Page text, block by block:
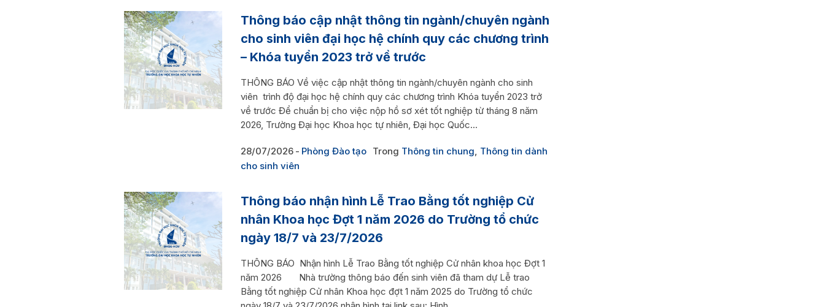
Thông báo cập nhật thông tin ngành/chuyên ngành
cho sinh viên đại học hệ chính quy các chương trình
– Khóa tuyển 2023 trở về trước
THÔNG BÁO Về việc cập nhật thông tin ngành/chuyên ngành cho sinh
viên trình độ đại học hệ chính quy các chương trình Khóa tuyển 2023 trở
về trước Để chuẩn bị cho việc nộp hồ sơ xét tốt nghiệp từ tháng 8 năm
2026, Trường Đại học Khoa học tự nhiên, Đại học Quốc...
28/07/2026 Phòng Đào tạo Trong Thông tin chung, Thông tin dành
cho sinh viên
Thông báo nhận hình Lễ Trao Bằng tốt nghiệp Cử
nhân Khoa học Đợt 1 năm 2026 do Trường tổ chức
ngày 18/7 và 23/7/2026
THÔNG BÁO Nhận hình Lễ Trao Bằng tốt nghiệp Cử nhân khoa học Đợt 1
năm 2026 Nhà trường thông báo đến sinh viên đã tham dự Lễ trao
Bằng tốt nghiệp Cử nhân Khoa học đợt 1 năm 2025 do Trường tổ chức